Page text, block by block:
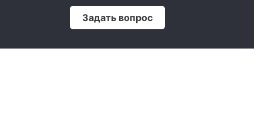
Задать вопрос